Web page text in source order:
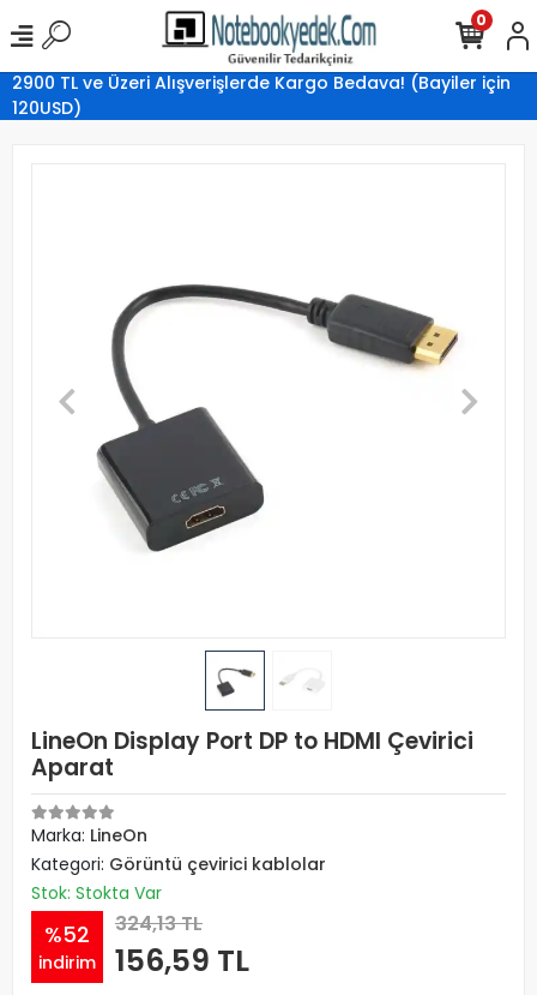
2900 TL ve Üzeri Alışverişlerde Kargo Bedava! (Bayiler için
120USD)
0
LineOn Display Port DP to HDMI Çevirici
Aparat
Marka: LineOn
Kategori: Görüntü çevirici kablolar
Stok: Stokta Var
%52
indirim
324,13 TL
156,59 TL